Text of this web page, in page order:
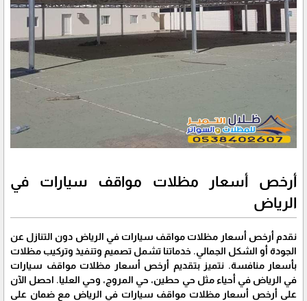
أرخص أسعار مظلات مواقف سيارات في
الرياض
نقدم أرخص أسعار مظلات مواقف سيارات في الرياض دون التنازل عن
الجودة أو الشكل الجمالي. خدماتنا تشمل تصميم وتنفيذ وتركيب مظلات
بأسعار منافسة. نتميز بتقديم أرخص أسعار مظلات مواقف سيارات
في الرياض في أحياء مثل حي حطين، حي المروج، وحي العليا. احصل الآن
على أرخص أسعار مظلات مواقف سيارات في الرياض مع ضمان على